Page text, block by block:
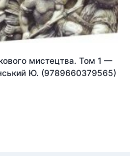
мистецтва. Том 1 —
Ю. (9789660379565)